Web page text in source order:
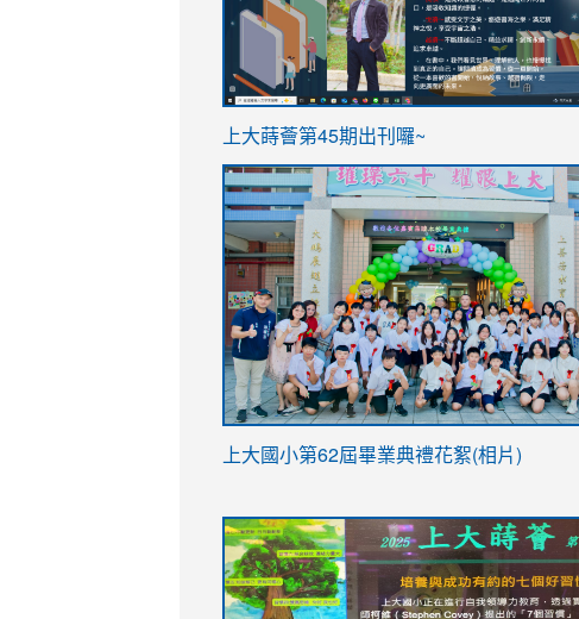
ink
https://sites.google.com/stes.tyc.edu.tw/
link
https://sites.google.com/stes.tyc.edu.tw/
上大蒔薈第45期出刊囉~
link
YfDQppRvyMk686kIw6SBbssEIZ6WnT/
usp=sharing
上大國小第62屆畢業典禮花絮(相片)
to
https://drive.google.com/file/d/1I-
YfDQppRvyMk686kIw6SBbssEIZ6WnT/
to
https://sites.google.com/stes.tyc.edu.tw/